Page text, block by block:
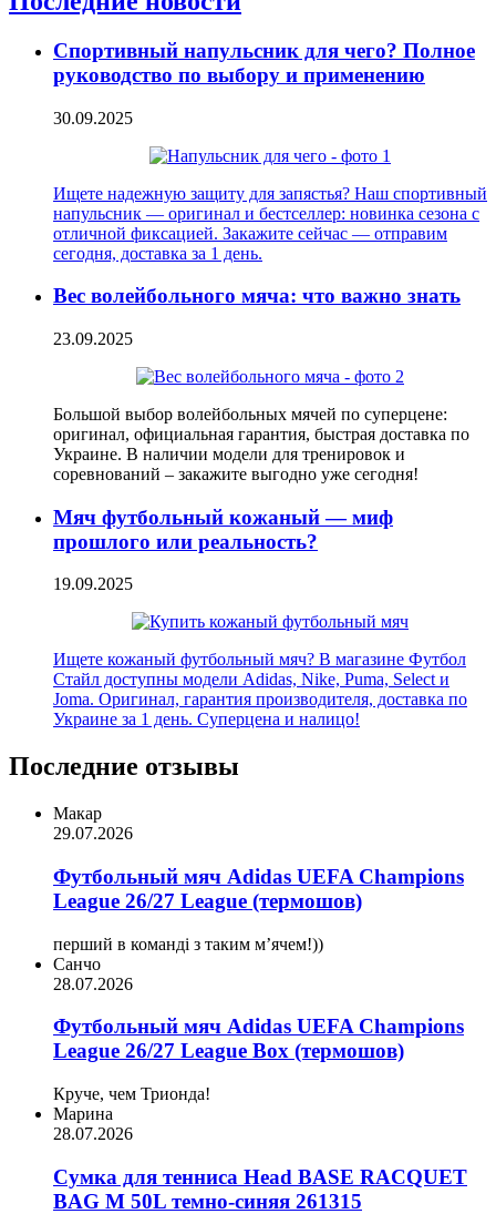
Спортивный напульсник для чего? Полное
руководство по выбору и применению
30.09.2025
Ищете надежную защиту для запястья? Наш спортивный
напульсник — оригинал и бестселлер: новинка сезона с
отличной фиксацией. Закажите сейчас — отправим
сегодня, доставка за 1 день.
Вес волейбольного мяча: что важно знать
23.09.2025
Большой выбор волейбольных мячей по суперцене:
оригинал, официальная гарантия, быстрая доставка по
Украине. В наличии модели для тренировок и
соревнований – закажите выгодно уже сегодня!
Мяч футбольный кожаный — миф
прошлого или реальность?
19.09.2025
Ищете кожаный футбольный мяч? В магазине Футбол
Стайл доступны модели Adidas, Nike, Puma, Select и
Joma. Оригинал, гарантия производителя, доставка по
Украине за 1 день. Суперцена и налицо!
Последние отзывы
Макар
29.07.2026
Футбольный мяч Adidas UEFA Champions
League 26/27 League (термошов)
перший в команді з таким мʼячем!))
Санчо
28.07.2026
Футбольный мяч Adidas UEFA Champions
League 26/27 League Box (термошов)
Круче, чем Трионда!
Марина
28.07.2026
Сумка для тенниса Head BASE RACQUET
BAG M 50L темно-синяя 261315